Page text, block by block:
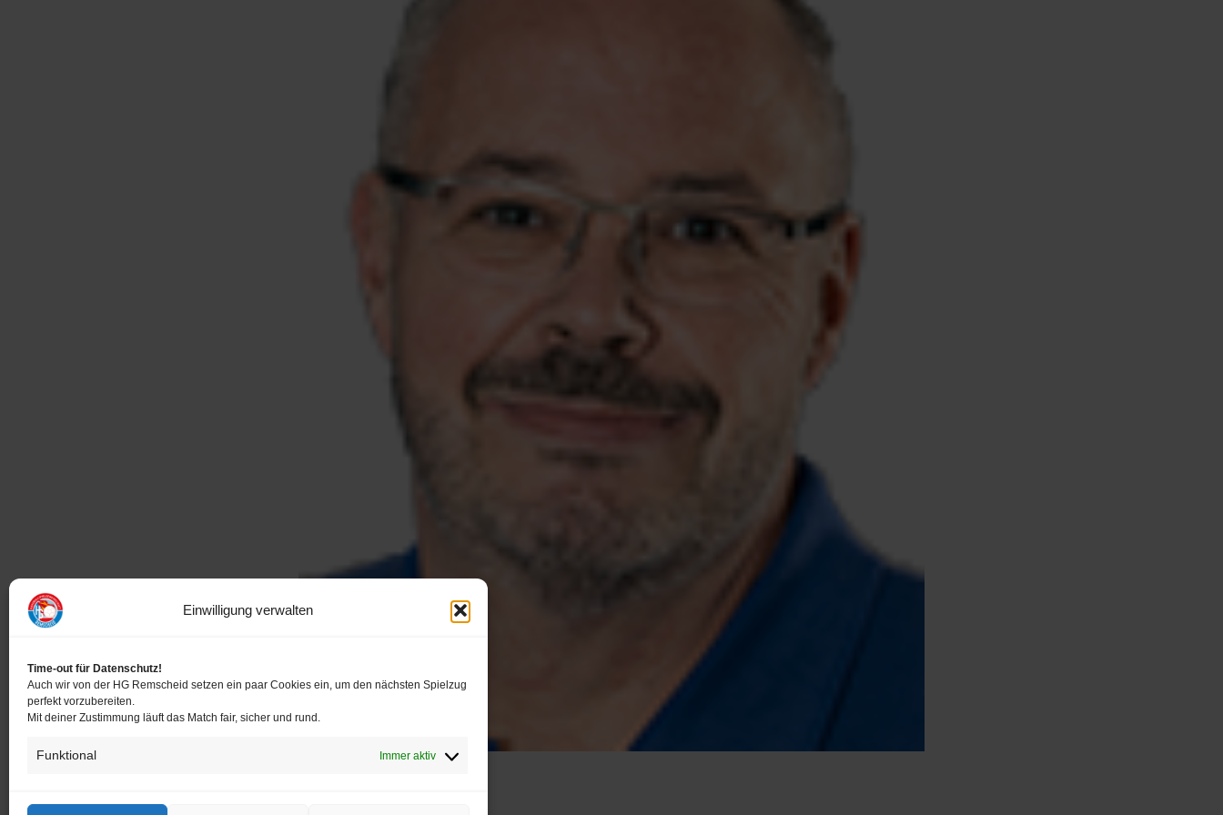
Einwilligung verwalten
Time-out für Datenschutz!
Auch wir von der HG Remscheid setzen ein paar Cookies ein, um den nächsten Spielzug
perfekt vorzubereiten.
Mit deiner Zustimmung läuft das Match fair, sicher und rund.
Funktional Immer aktiv